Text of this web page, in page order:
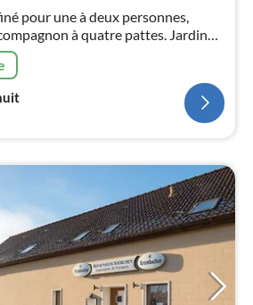
pour une à deux personnes,
à quatre pattes. Jardin
se détendre juste à côté du canal